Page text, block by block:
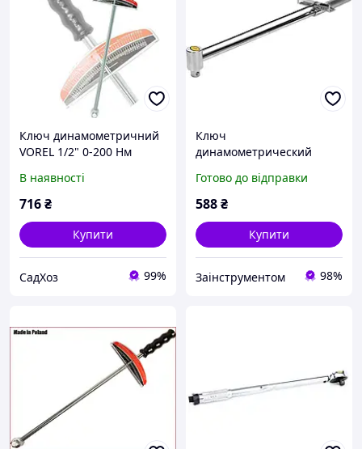
Ключ динамометричний
VOREL 1/2" 0-200 Нм
В наявності
716₴
Купити
СадХоз 99%
Ключ
динамометрический
усилие 300 Nm (57451)
Готово до відправки
588₴
Купити
Заінструментом 98%